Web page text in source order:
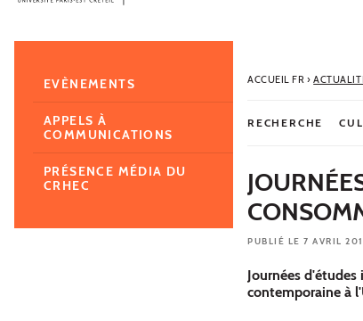
ACCUEIL FR›
RECHERCHE
PUBLIÉ LE 7 AVRIL
Journées
contemporaine à
EVÈNEMENTS
APPELS À
COMMUNICATIONS
PRÉSENCE MÉDIA DU
CRHEC